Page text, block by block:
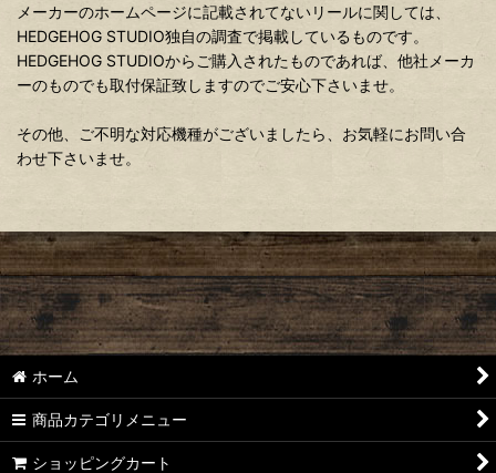
メーカーのホームページに記載されてないリールに関しては、
HEDGEHOG STUDIO独自の調査で掲載しているものです。
HEDGEHOG STUDIOからご購入されたものであれば、他社メーカ
ーのものでも取付保証致しますのでご安心下さいませ。
その他、ご不明な対応機種がございましたら、お気軽にお問い合
わせ下さいませ。
ホーム
商品カテゴリメニュー
ショッピングカート